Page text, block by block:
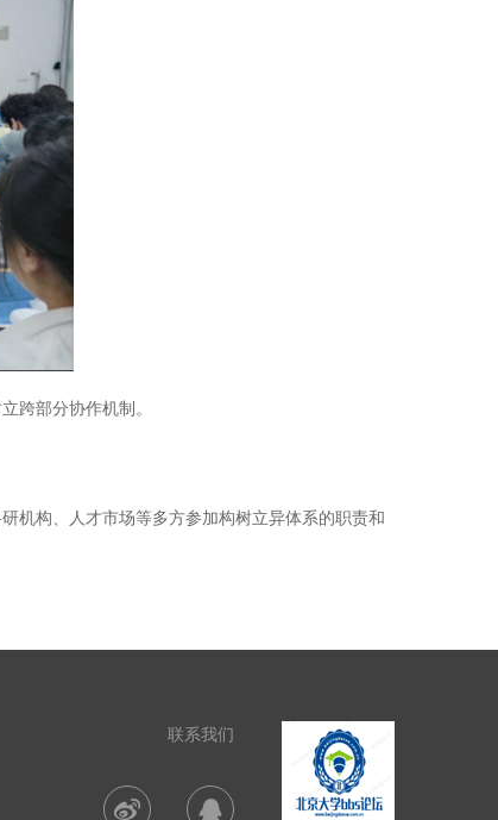
跨部分协作机制。
构、人才市场等多方参加构树立异体系的职责和
联系我们